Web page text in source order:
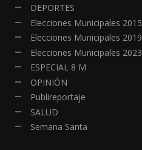
DEPORTES
Elecciones Municipales 2015
Elecciones Municipales 2019
Elecciones Municipales 2023
ESPECIAL 8 M
OPINIÓN
Publireportaje
SALUD
Semana Santa